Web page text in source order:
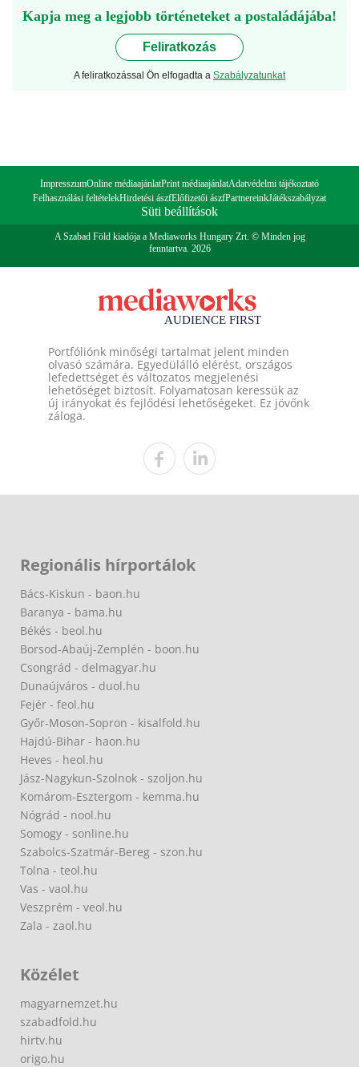
Kapja meg a legjobb történeteket a postaládájába!
Feliratkozás
A feliratkozással Ön elfogadta a Szabályzatunkat
ImpresszumOnline médiaajánlatPrint médiaajánlatAdatvédelmi tájékoztató
Felhasználási feltételekHirdetési ászfElőfizetői ászfPartnereinkJátékszabályzat
Süti beállítások
A Szabad Föld kiadója a Mediaworks Hungary Zrt. © Minden jog
fenntartva. 2026
Portfóliónk minőségi tartalmat jelent minden
olvasó számára. Egyedülálló elérést, országos
lefedettséget és változatos megjelenési
lehetőséget biztosít. Folyamatosan keressük az
új irányokat és fejlődési lehetőségeket. Ez jövőnk
záloga.
Regionális hírportálok
Bács-Kiskun - baon.hu
Baranya - bama.hu
Békés - beol.hu
Borsod-Abaúj-Zemplén - boon.hu
Csongrád - delmagyar.hu
Dunaújváros - duol.hu
Fejér - feol.hu
Győr-Moson-Sopron - kisalfold.hu
Hajdú-Bihar - haon.hu
Heves - heol.hu
Jász-Nagykun-Szolnok - szoljon.hu
Komárom-Esztergom - kemma.hu
Nógrád - nool.hu
Somogy - sonline.hu
Szabolcs-Szatmár-Bereg - szon.hu
Tolna - teol.hu
Vas - vaol.hu
Veszprém - veol.hu
Zala - zaol.hu
Közélet
magyarnemzet.hu
szabadfold.hu
hirtv.hu
origo.hu